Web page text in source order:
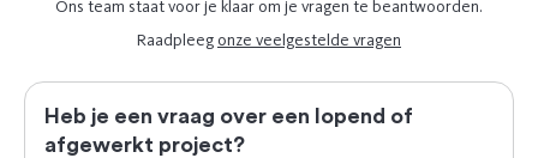
Ons team staat voor je klaar om je vragen te beantwoorden.
Raadpleegonze veelgestelde vragen
Heb je een vraag over een lopend of
afgewerkt project?